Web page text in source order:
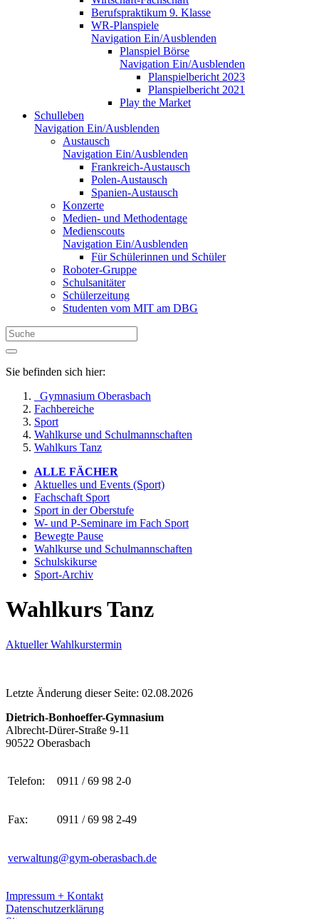
Berufspraktikum 9. Klasse
WR-Planspiele
Navigation Ein/Ausblenden
Planspiel Börse
Navigation Ein/Ausblenden
Planspielbericht 2023
Planspielbericht 2021
Play the Market
Schulleben
Navigation Ein/Ausblenden
Austausch
Navigation Ein/Ausblenden
Frankreich-Austausch
Polen-Austausch
Spanien-Austausch
Konzerte
Medien- und Methodentage
Medienscouts
Navigation Ein/Ausblenden
Für Schülerinnen und Schüler
Roboter-Gruppe
Schulsanitäter
Schülerzeitung
Studenten vom MIT am DBG
Sie befinden sich hier:
Gymnasium Oberasbach
Fachbereiche
Sport
Wahlkurse und Schulmannschaften
Wahlkurs Tanz
ALLE FÄCHER
Aktuelles und Events (Sport)
Fachschaft Sport
Sport in der Oberstufe
W- und P-Seminare im Fach Sport
Bewegte Pause
Wahlkurse und Schulmannschaften
Schulskikurse
Sport-Archiv
Wahlkurs Tanz
Aktueller Wahlkurstermin
Letzte Änderung dieser Seite: 02.08.2026
Dietrich-Bonhoeffer-Gymnasium
Albrecht-Dürer-Straße 9-11
90522 Oberasbach
Telefon: 0911 / 69 98 2-0
Fax: 0911 / 69 98 2-49
verwaltung@gym-oberasbach.de
Impressum + Kontakt
Datenschutzerklärung